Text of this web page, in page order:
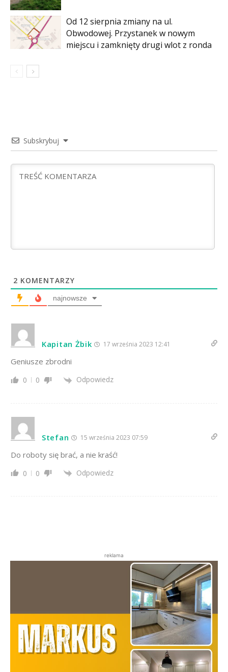
Od 12 sierpnia zmiany na ul.
Obwodowej. Przystanek w nowym
miejscu i zamknięty drugi wlot z ronda
Subskrybuj
2 KOMENTARZY
najnowsze
Kapitan Żbik 17 września 2023 12:41
Geniusze zbrodni
0 0 Odpowiedz
Stefan 15 września 2023 07:59
Do roboty się brać, a nie kraść!
0 0 Odpowiedz
reklama